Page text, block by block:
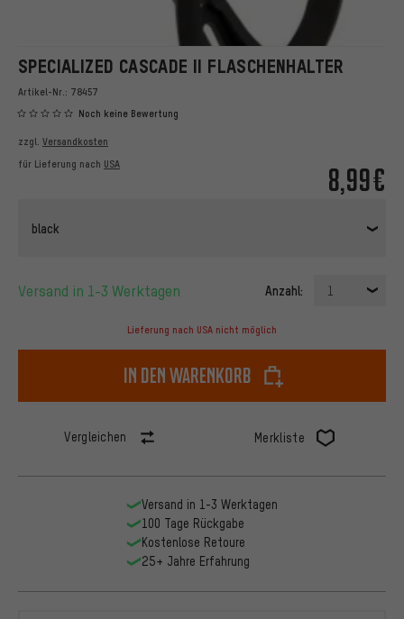
SPECIALIZED CASCADE II FLASCHENHALTER
Artikel-Nr.: 78457
Noch keine Bewertung
8,99€
zzgl. Versandkosten
für Lieferung nach USA
black
Versand in 1-3 Werktagen Anzahl: 1
Lieferung nach USA nicht möglich
In den Warenkorb
Vergleichen Merkliste
Versand in 1-3 Werktagen
100 Tage Rückgabe
Kostenlose Retoure
25+ Jahre Erfahrung